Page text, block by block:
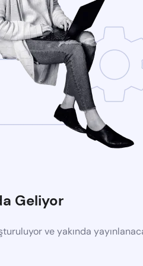
Geliyor
ve yakında